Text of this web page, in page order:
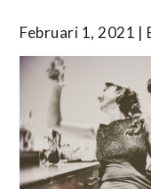
Februari 1, 2021